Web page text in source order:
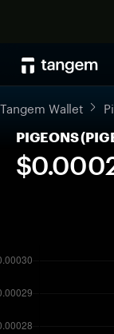
Tangem Wallet
PIGEONS